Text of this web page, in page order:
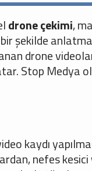
drone çekimi,
şekilde
drone
Stop Medya
kaydı
nefes